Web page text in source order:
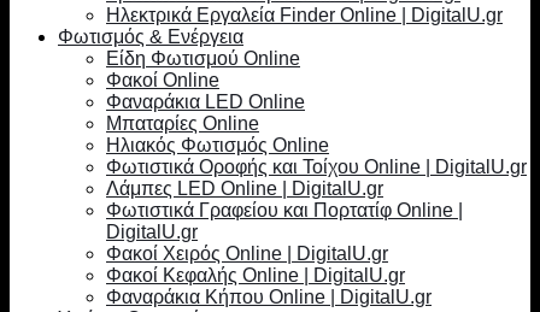
Ηλεκτρικά Εργαλεία Finder Online | DigitalU.gr
Φωτισμός & Ενέργεια
Είδη Φωτισμού Online
Φακοί Online
Φαναράκια LED Online
Μπαταρίες Online
Ηλιακός Φωτισμός Online
Φωτιστικά Οροφής και Τοίχου Online | DigitalU.gr
Λάμπες LED Online | DigitalU.gr
Φωτιστικά Γραφείου και Πορτατίφ Online |
DigitalU.gr
Φακοί Χειρός Online | DigitalU.gr
Φακοί Κεφαλής Online | DigitalU.gr
Φαναράκια Κήπου Online | DigitalU.gr